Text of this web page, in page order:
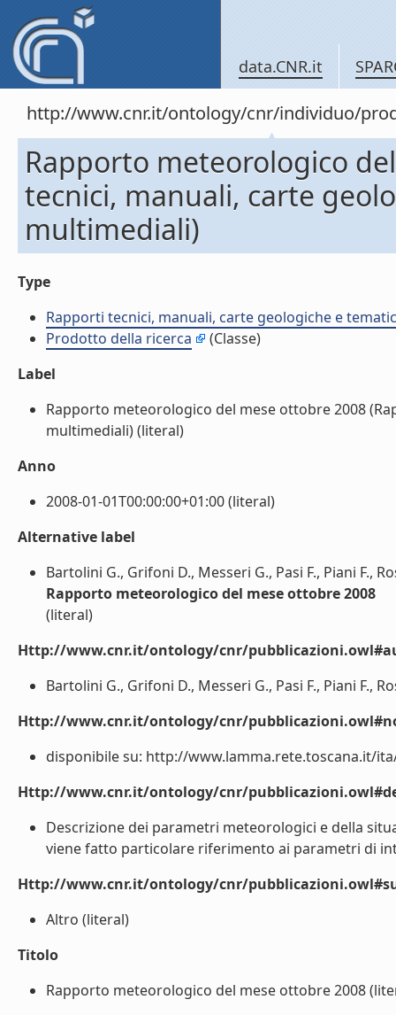
data.CNR.it
http://www.cnr.it/ontology/cnr/individuo/
Rapporto meteorologico
tecnici, manuali, carte
multimediali)
Type
Rapporti tecnici, manuali, carte geologiche e
Prodotto della ricerca
(Classe)
Label
Rapporto meteorologico del mese ottobre 2008
multimediali) (literal)
Anno
2008-01-01T00:00:00+01:00 (literal)
Alternative label
Bartolini G., Grifoni D., Messeri G., Pasi F., Piani F.,
Rapporto meteorologico del mese ottobre 2008
(literal)
Http://www.cnr.it/ontology/cnr/
Bartolini G., Grifoni D., Messeri G., Pasi F., Piani F.,
Http://www.cnr.it/ontology/cnr/
disponibile su: http://www.lamma.rete.toscana.it/
Http://www.cnr.it/ontology/cnr/
Descrizione dei parametri meteorologici e della
viene fatto particolare riferimento ai parametri di
Http://www.cnr.it/ontology/cnr/
Altro (literal)
Titolo
Rapporto meteorologico del mese ottobre 2008